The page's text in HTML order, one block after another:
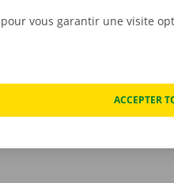
vous garantir une visite
ACCEPTER